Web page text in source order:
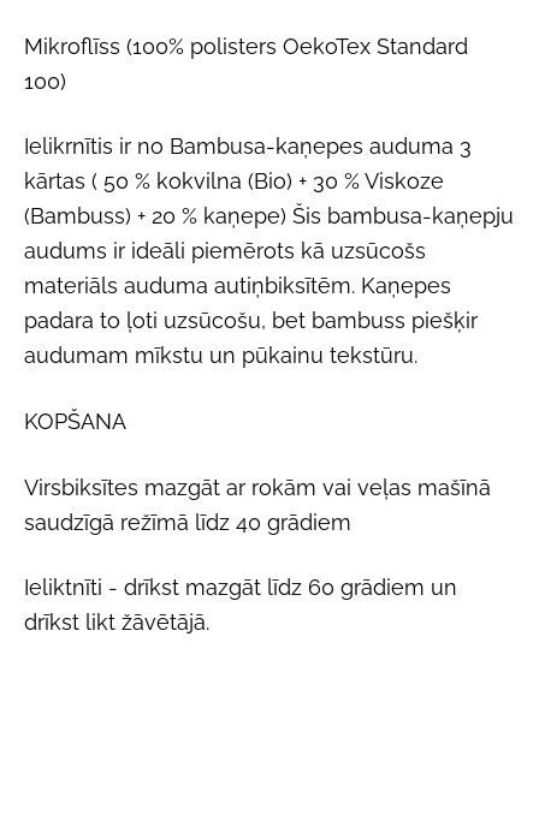
Mikroflīss (100% polisters OekoTex Standard
100)
Ielikrnītis ir no Bambusa-kaņepes auduma 3
kārtas ( 50 % kokvilna (Bio) + 30 % Viskoze
(Bambuss) + 20 % kaņepe) Šis bambusa-kaņepju
audums ir ideāli piemērots kā uzsūcošs
materiāls auduma autiņbiksītēm. Kaņepes
padara to ļoti uzsūcošu, bet bambuss piešķir
audumam mīkstu un pūkainu tekstūru.
KOPŠANA
Virsbiksītes mazgāt ar rokām vai veļas mašīnā
saudzīgā režīmā līdz 40 grādiem
Ieliktnīti - drīkst mazgāt līdz 60 grādiem un
drīkst likt žāvētājā.